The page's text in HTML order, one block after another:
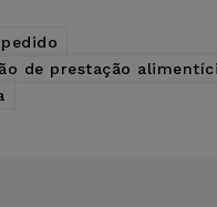
de prestação